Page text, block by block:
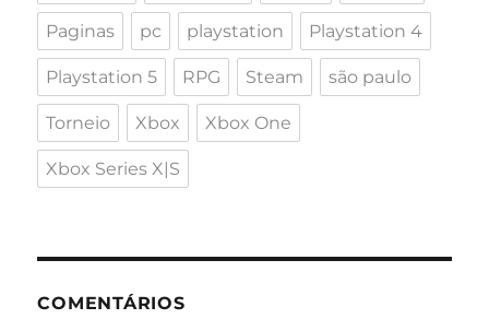
Paginas pc playstation Playstation 4
Playstation 5 RPG Steam são paulo
Torneio Xbox Xbox One
Xbox Series X|S
COMENTÁRIOS